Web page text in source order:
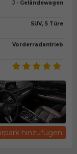
J - Geländewagen
SUV, 5 Türe
Vorderradantrieb
hinzufügen